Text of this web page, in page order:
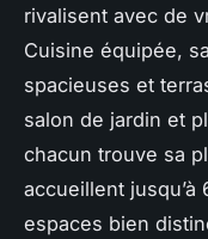
rivalisent avec de
Cuisine équipée,
spacieuses et
salon de jardin et
chacun trouve sa
accueillent
espaces bien